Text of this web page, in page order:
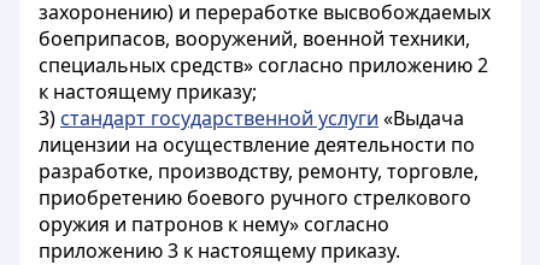
захоронению) и переработке высвобождаемых
боеприпасов, вооружений, военной техники,
специальных средств» согласно приложению 2
к настоящему приказу;
3) стандарт государственной услуги «Выдача
лицензии на осуществление деятельности по
разработке, производству, ремонту, торговле,
приобретению боевого ручного стрелкового
оружия и патронов к нему» согласно
приложению 3 к настоящему приказу.